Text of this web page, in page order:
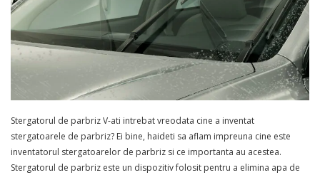
Stergatorul de parbriz V-ati intrebat vreodata cine a inventat
stergatoarele de parbriz? Ei bine, haideti sa aflam impreuna cine este
inventatorul stergatoarelor de parbriz si ce importanta au acestea.
Stergatorul de parbriz este un dispozitiv folosit pentru a elimina apa de